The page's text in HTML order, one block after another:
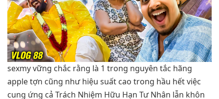
sexmy vững chắc rằng là 1 trong nguyên tắc hãng
apple tợn cũng như hiệu suất cao trong hầu hết việc
cung ứng cả Trách Nhiệm Hữu Hạn Tư Nhân lẫn khôn